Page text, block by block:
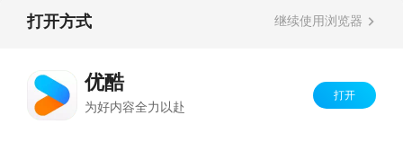
打开方式 继续使用浏览器
优酷
为好内容全力以赴
打开